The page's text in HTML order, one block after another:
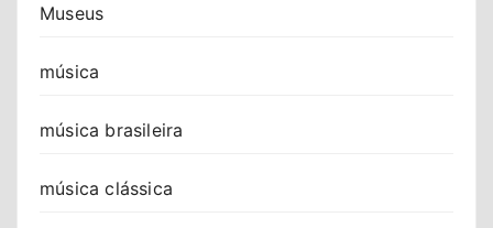
Museus
música
música brasileira
música clássica